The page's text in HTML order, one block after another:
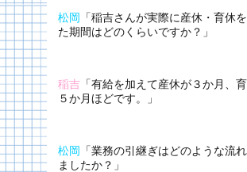
松岡 「稲吉さんが実際に産休・育休
た期間はどのくらいですか？」
稲吉 「有給を加えて産休が３か月、
５か月ほどです。」
松岡 「業務の引継ぎはどのような流
ましたか？」